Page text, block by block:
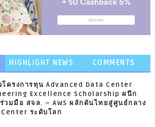
HIGHLIGHT NEWS COMMENTS
โครงการทุน Advanced Data Center
Excellence Scholarship ผนึก
วมมือ สจล. – AWS ผลักดันไทยสู่ศูนย์กลาง
ระดับโลก